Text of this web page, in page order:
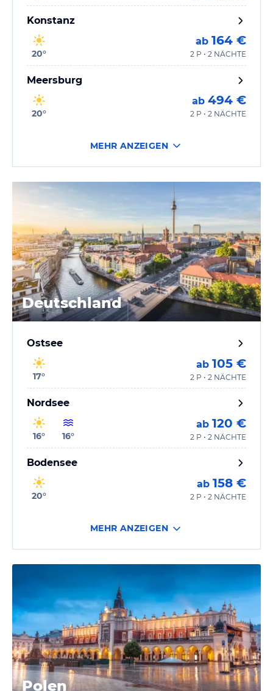
Konstanz
20°
ab 164 €
2 P • 2 NÄCHTE
Meersburg
20°
ab 494 €
2 P • 2 NÄCHTE
MEHR ANZEIGEN
Deutschland
Ostsee
17°
ab 105 €
2 P • 2 NÄCHTE
Nordsee
16° 16°
ab 120 €
2 P • 2 NÄCHTE
Bodensee
20°
ab 158 €
2 P • 2 NÄCHTE
MEHR ANZEIGEN
Polen